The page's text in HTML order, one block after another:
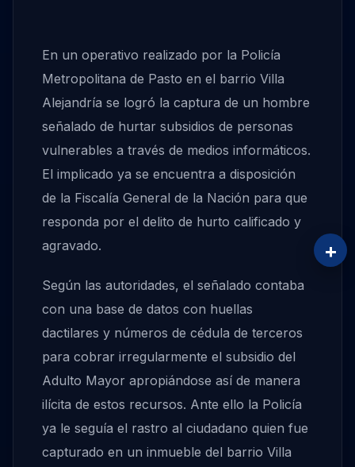
En un operativo realizado por la Policía
Metropolitana de Pasto en el barrio Villa
Alejandría se logró la captura de un hombre
señalado de hurtar subsidios de personas
vulnerables a través de medios informáticos.
El implicado ya se encuentra a disposición
de la Fiscalía General de la Nación para que
responda por el delito de hurto calificado y
agravado.
Según las autoridades, el señalado contaba
con una base de datos con huellas
dactilares y números de cédula de terceros
para cobrar irregularmente el subsidio del
Adulto Mayor apropiándose así de manera
ilícita de estos recursos. Ante ello la Policía
ya le seguía el rastro al ciudadano quien fue
capturado en un inmueble del barrio Villa
+